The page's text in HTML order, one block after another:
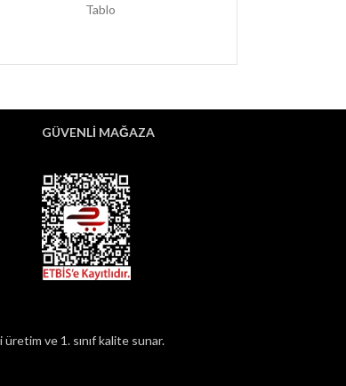
Tablo
GÜVENLİ MAĞAZA
ve 1. sınıf kalite sunar.